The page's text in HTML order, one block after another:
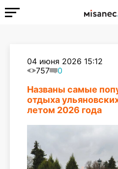
04 июня 2026 15:12
757
0
Названы самые
отдыха
летом 2026 года